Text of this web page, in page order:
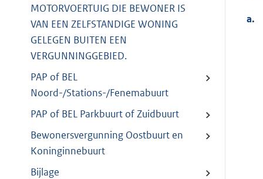
MOTORVOERTUIG DIE BEWONER IS
VAN EEN ZELFSTANDIGE WONING
GELEGEN BUITEN EEN
VERGUNNINGGEBIED.
PAP of BEL
Noord-/Stations-/Fenemabuurt
PAP of BEL Parkbuurt of Zuidbuurt
Bewonersvergunning Oostbuurt en
Koninginnebuurt
Bijlage
a.